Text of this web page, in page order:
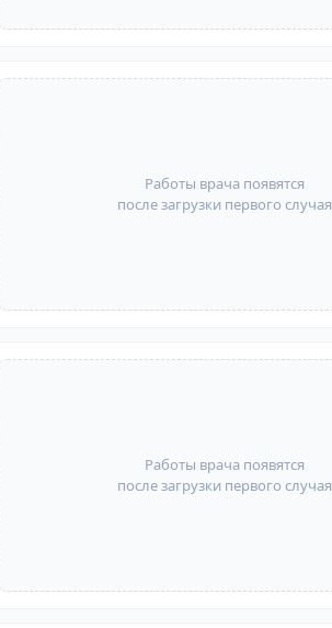
Работы врача появятся
после загрузки первого случая
Работы врача появятся
после загрузки первого случая